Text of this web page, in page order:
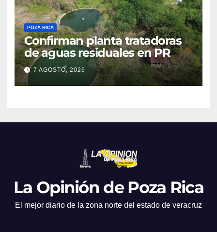
POZA RICA
Confirman planta tratadoras
de aguas residuales en PR
7 AGOSTO, 2026
La Opinión de Poza Rica
El mejor diario de la zona norte del estado de veracruz